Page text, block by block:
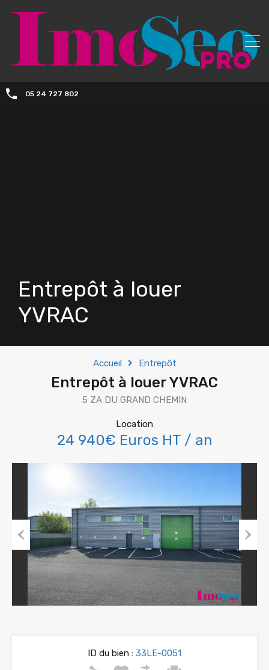
05 24 727 802
Entrepôt à louer
YVRAC
Accueil Entrepôt
Entrepôt à louer YVRAC
5 ZA DU GRAND CHEMIN
Location
24 940€ Euros HT / an
Previous Next
ID du bien : 33LE-0051